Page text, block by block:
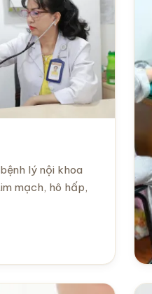
lý nội khoa
mạch, hô hấp,